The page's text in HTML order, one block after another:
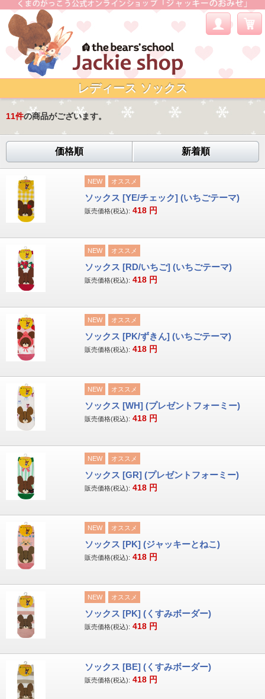
レディース ソックス
11件の商品がございます。
価格順 新着順
NEW オススメ
ソックス [YE/チェック] (いちごテーマ)
販売価格(税込): 418 円
NEW オススメ
ソックス [RD/いちご] (いちごテーマ)
販売価格(税込): 418 円
NEW オススメ
ソックス [PK/ずきん] (いちごテーマ)
販売価格(税込): 418 円
NEW オススメ
ソックス [WH] (プレゼントフォーミー)
販売価格(税込): 418 円
NEW オススメ
ソックス [GR] (プレゼントフォーミー)
販売価格(税込): 418 円
NEW オススメ
ソックス [PK] (ジャッキーとねこ)
販売価格(税込): 418 円
NEW オススメ
ソックス [PK] (くすみボーダー)
販売価格(税込): 418 円
ソックス [BE] (くすみボーダー)
販売価格(税込): 418 円